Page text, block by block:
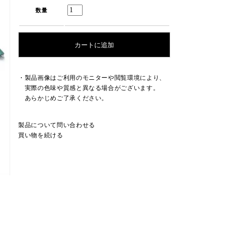
数量
・製品画像はご利用のモニターや閲覧環境により、
実際の色味や質感と異なる場合がございます。
あらかじめご了承ください。
製品について問い合わせる
買い物を続ける